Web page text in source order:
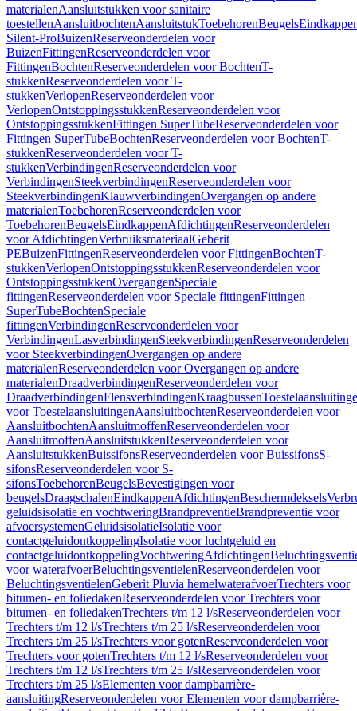
materialenAansluitstukken voor sanitaire
toestellenAansluitbochtenAansluitstukToebehorenBeugels
Silent-ProBuizenReserveonderdelen voor
BuizenFittingenReserveonderdelen voor
FittingenBochtenReserveonderdelen voor BochtenT-
stukkenReserveonderdelen voor T-
stukkenVerlopenReserveonderdelen voor
VerlopenOntstoppingsstukkenReserveonderdelen voor
OntstoppingsstukkenFittingen SuperTubeReserveonderdelen voor
Fittingen SuperTubeBochtenReserveonderdelen voor BochtenT-
stukkenReserveonderdelen voor T-
stukkenVerbindingenReserveonderdelen voor
VerbindingenSteekverbindingenReserveonderdelen voor
SteekverbindingenKlauwverbindingenOvergangen op andere
materialenToebehorenReserveonderdelen voor
ToebehorenBeugelsEindkappenAfdichtingenReserveonderdelen
voor AfdichtingenVerbruiksmateriaalGeberit
PEBuizenFittingenReserveonderdelen voor FittingenBochtenT-
stukkenVerlopenOntstoppingsstukkenReserveonderdelen voor
OntstoppingsstukkenOvergangenSpeciale
fittingenReserveonderdelen voor Speciale fittingenFittingen
SuperTubeBochtenSpeciale
fittingenVerbindingenReserveonderdelen voor
VerbindingenLasverbindingenSteekverbindingenReserveonderdelen
voor SteekverbindingenOvergangen op andere
materialenReserveonderdelen voor Overgangen op andere
materialenDraadverbindingenReserveonderdelen voor
DraadverbindingenFlensverbindingenKraagbussen
voor ToestelaansluitingenAansluitbochtenReserveonderdelen voor
AansluitbochtenAansluitmoffenReserveonderdelen voor
AansluitmoffenAansluitstukkenReserveonderdelen voor
AansluitstukkenBuissifonsReserveonderdelen voor BuissifonsS-
sifonsReserveonderdelen voor S-
sifonsToebehorenBeugelsBevestigingen voor
beugelsDraagschalenEindkappenAfdichtingenBeschermdeksels
geluidsisolatie en vochtweringBrandpreventieBrandpreventie voor
afvoersystemenGeluidsisolatieIsolatie voor
contactgeluidontkoppelingIsolatie voor luchtgeluid en
contactgeluidontkoppelingVochtweringAfdichtingen
voor waterafvoerBeluchtingsventielenReserveonderdelen voor
BeluchtingsventielenGeberit Pluvia hemelwaterafvoerTrechters voor
bitumen- en foliedakenReserveonderdelen voor Trechters voor
bitumen- en foliedakenTrechters t/m 12 l/sReserveonderdelen voor
Trechters t/m 12 l/sTrechters t/m 25 l/sReserveonderdelen voor
Trechters t/m 25 l/sTrechters voor gotenReserveonderdelen voor
Trechters voor gotenTrechters t/m 12 l/sReserveonderdelen voor
Trechters t/m 12 l/sTrechters t/m 25 l/sReserveonderdelen voor
Trechters t/m 25 l/sElementen voor dampbarrière-
aansluitingReserveonderdelen voor Elementen voor dampbarrière-